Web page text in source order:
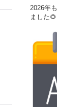
2026年
ました🌻